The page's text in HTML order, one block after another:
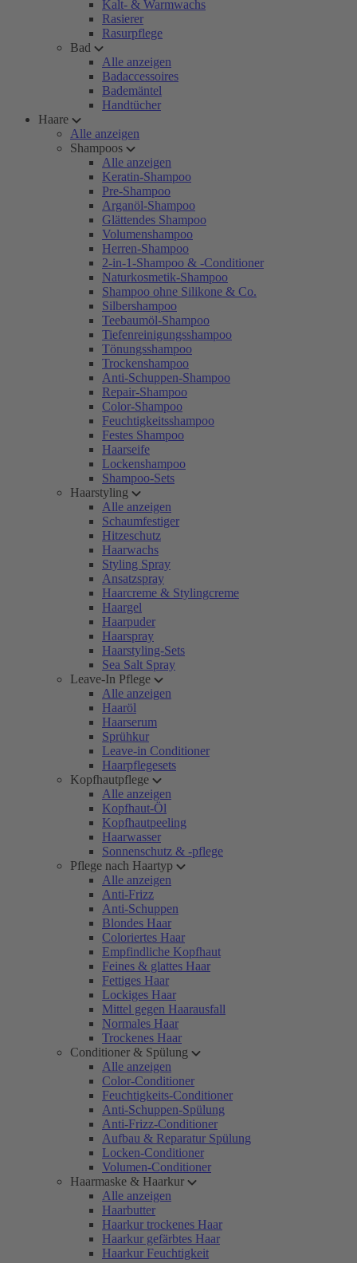
Kalt- & Warmwachs
Rasierer
Rasurpflege
Bad
Alle anzeigen
Badaccessoires
Bademäntel
Handtücher
Haare
Alle anzeigen
Shampoos
Alle anzeigen
Keratin-Shampoo
Pre-Shampoo
Arganöl-Shampoo
Glättendes Shampoo
Volumenshampoo
Herren-Shampoo
2-in-1-Shampoo & -Conditioner
Naturkosmetik-Shampoo
Shampoo ohne Silikone & Co.
Silbershampoo
Teebaumöl-Shampoo
Tiefenreinigungsshampoo
Tönungsshampoo
Trockenshampoo
Anti-Schuppen-Shampoo
Repair-Shampoo
Color-Shampoo
Feuchtigkeitsshampoo
Festes Shampoo
Haarseife
Lockenshampoo
Shampoo-Sets
Haarstyling
Alle anzeigen
Schaumfestiger
Hitzeschutz
Haarwachs
Styling Spray
Ansatzspray
Haarcreme & Stylingcreme
Haargel
Haarpuder
Haarspray
Haarstyling-Sets
Sea Salt Spray
Leave-In Pflege
Alle anzeigen
Haaröl
Haarserum
Sprühkur
Leave-in Conditioner
Haarpflegesets
Kopfhautpflege
Alle anzeigen
Kopfhaut-Öl
Kopfhautpeeling
Haarwasser
Sonnenschutz & -pflege
Pflege nach Haartyp
Alle anzeigen
Anti-Frizz
Anti-Schuppen
Blondes Haar
Coloriertes Haar
Empfindliche Kopfhaut
Feines & glattes Haar
Fettiges Haar
Lockiges Haar
Mittel gegen Haarausfall
Normales Haar
Trockenes Haar
Conditioner & Spülung
Alle anzeigen
Color-Conditioner
Feuchtigkeits-Conditioner
Anti-Schuppen-Spülung
Anti-Frizz-Conditioner
Aufbau & Reparatur Spülung
Locken-Conditioner
Volumen-Conditioner
Haarmaske & Haarkur
Alle anzeigen
Haarbutter
Haarkur trockenes Haar
Haarkur gefärbtes Haar
Haarkur Feuchtigkeit